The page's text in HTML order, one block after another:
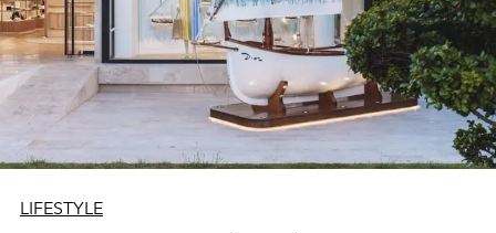
LIFESTYLE